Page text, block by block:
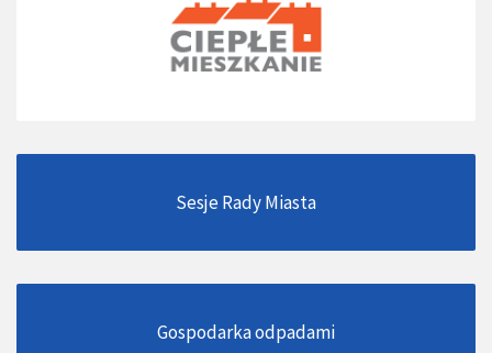
Sesje Rady Miasta
Gospodarka odpadami